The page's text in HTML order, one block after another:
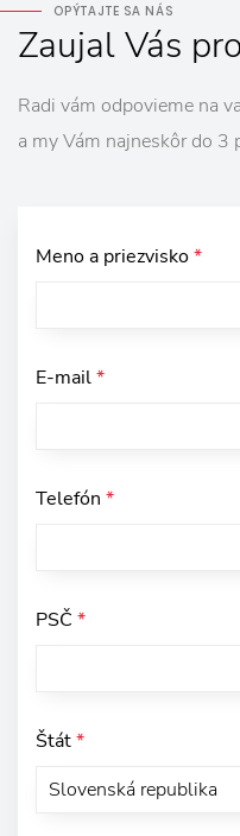
OPÝTAJTE SA NÁS
ZaujalVás
Radi vám odpovieme na
a my Vám najneskôr do 3
Meno a priezvisko*
E-mail*
Telefón *
PSČ *
Štát*